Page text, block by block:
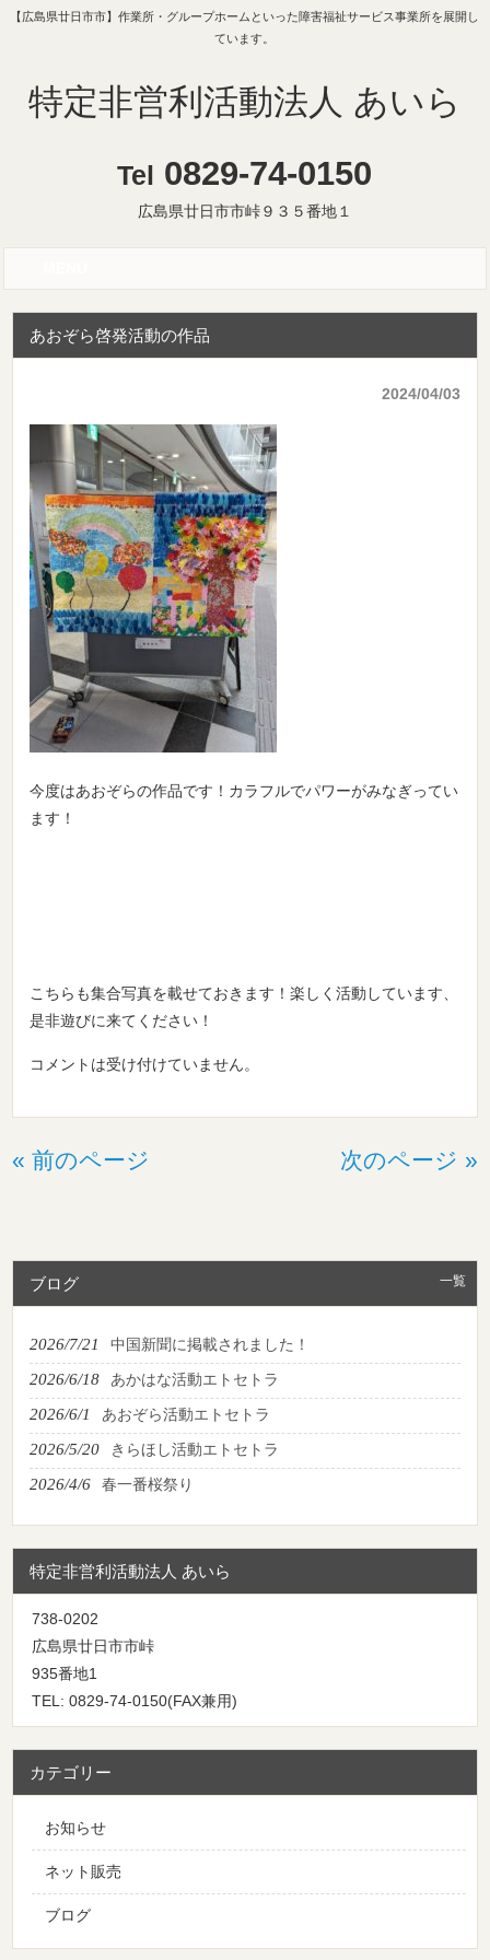
【広島県廿日市市】作業所・グループホームといった障害福祉サービス事業所を展開し
ています。
特定非営利活動法人 あいら
Tel 0829-74-0150
広島県廿日市市峠９３５番地１
あおぞら啓発活動の作品
2024/04/03
今度はあおぞらの作品です！カラフルでパワーがみなぎってい
ます！
こちらも集合写真を載せておきます！楽しく活動しています、
是非遊びに来てください！
コメントは受け付けていません。
« 前のページ 次のページ »
ブログ 一覧
2026/7/21 中国新聞に掲載されました！
2026/6/18 あかはな活動エトセトラ
2026/6/1 あおぞら活動エトセトラ
2026/5/20 きらほし活動エトセトラ
2026/4/6 春一番桜祭り
特定非営利活動法人 あいら
738-0202
広島県廿日市市峠
935番地1
TEL: 0829-74-0150(FAX兼用)
カテゴリー
お知らせ
ネット販売
ブログ